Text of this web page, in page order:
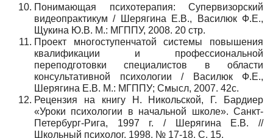
Понимающая психотерапия: Супервизорский
видеопрактикум / Шерягина Е.В., Василюк Ф.Е.,
Щукина Ю.В. М.: МГППУ, 2008. 20 стр.
Проект многоступенчатой системы повышения
квалификации и профессиональной
переподготовки специалистов в области
консультативной психологии / Василюк Ф.Е.,
Шерягина Е.В. М.: МГППУ; Смысл, 2007. 42с.
Рецензия на книгу Н. Никольской, Г. Бардиер
«Уроки психологии в начальной школе». Санкт-
Петербург-Рига, 1997 г. / Шерягина Е.В. //
Школьный психолог. 1998. № 17-18. С. 15.